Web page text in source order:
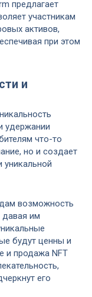
предлагает
участникам
активов,
при этом
и
удержании
что-то
но и создает
уникальной
возможность
давая им
будут ценны и
и продажа NFT
его